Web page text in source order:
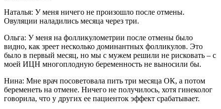
Наталья: У меня ничего не произошло после отмены.
Овуляции наладились месяца через три.
Ольга: У меня на фолликулометрии после отмены было
видно, как зреет несколько доминантных фолликулов. Это
было в первый месяц, но мы с мужем решили не рисковать – с
моей ИЦН многоплодную беременность не выносили бы.
Нина: Мне врач посоветовала пить три месяца ОК, а потом
беременеть на отмене. Ничего не получилось, хотя гинеколог
говорила, что у других ее пациенток эффект срабатывает.